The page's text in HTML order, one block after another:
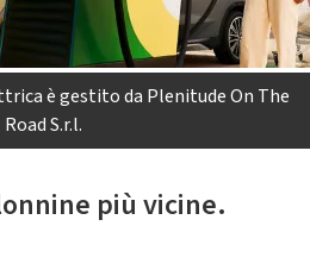
è gestito da Plenitude On The
Road S.r.l.
più vicine.